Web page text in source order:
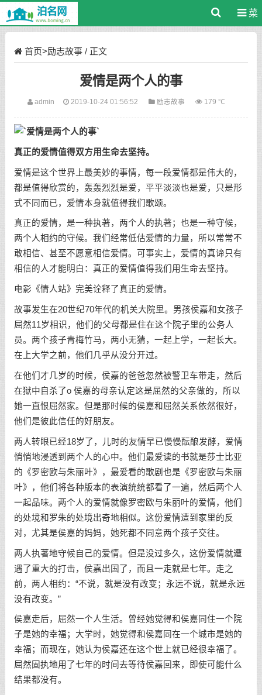
菜
首页>励志故事/ 正文
爱情是两个人的事
admin 2019-10-24 01:56:52 励志故事 179 ℃
真正的爱情值得双方用生命去坚持。
爱情是这个世界上最美妙的事情，每一段爱情都是伟大的，
都是值得欣赏的，轰轰烈烈是爱，平平淡淡也是爱，只是形
式不同而已，爱情本身就值得我们歌颂。
真正的爱情，是一种执著，两个人的执著；也是一种守候，
两个人相约的守候。我们经常低估爱情的力量，所以常常不
敢相信、甚至不愿意相信爱情。可事实上，爱情的真谛只有
相信的人才能明白：真正的爱情值得我们用生命去坚持。
电影《情人站》完美诠释了真正的爱情。
故事发生在20世纪70年代的机关大院里。男孩侯嘉和女孩子
屈然11岁相识，他们的父母都是住在这个院子里的公务人
员。两个孩子青梅竹马，两小无猜，一起上学，一起长大。
在上大学之前，他们几乎从没分开过。
在他们才几岁的时候，侯嘉的爸爸忽然被警卫车带走，然后
在狱中自杀了o 侯嘉的母亲认定这是屈然的父亲做的，所以
她一直恨屈然家。但是那时候的侯嘉和屈然关系依然很好，
他们是彼此信任的好朋友。
两人转眼已经18岁了，儿时的友情早已慢慢酝酿发酵，爱情
悄悄地浸透到两个人的心中。他们最爱读的书就是莎士比亚
的《罗密欧与朱丽叶》，最爱看的歌剧也是《罗密欧与朱丽
叶》，他们将各种版本的表演统统都看了一遍，然后两个人
一起品味。两个人的爱情就像罗密欧与朱丽叶的爱情，他们
的处境和罗朱的处境出奇地相似。这份爱情遭到家里的反
对，尤其是侯嘉的妈妈，她死都不同意两个孩子交往。
两人执著地守候自己的爱情。但是没过多久，这份爱情就遭
遇了重大的打击，侯嘉出国了，而且一走就是七年。走之
前，两人相约：“不说，就是没有改变；永远不说，就是永远
没有改变。”
侯嘉走后，屈然一个人生活。曾经她觉得和侯嘉同住一个院
子是她的幸福；大学时，她觉得和侯嘉同在一个城市是她的
幸福；而现在，她认为侯嘉还在这个世上就已经很幸福了。
屈然固执地用了七年的时间去等待侯嘉回来，即使可能什么
结果都没有。